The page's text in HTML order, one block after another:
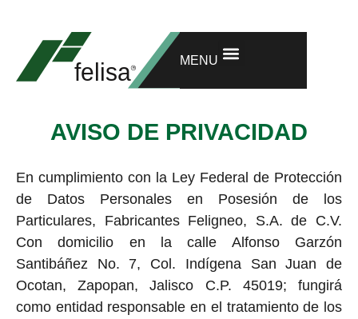
MENU
AVISO DE PRIVACIDAD
En cumplimiento con la Ley Federal de Protección
de Datos Personales en Posesión de los
Particulares, Fabricantes Feligneo, S.A. de C.V.
Con domicilio en la calle Alfonso Garzón
Santibáñez No. 7, Col. Indígena San Juan de
Ocotan, Zapopan, Jalisco C.P. 45019; fungirá
como entidad responsable en el tratamiento de los